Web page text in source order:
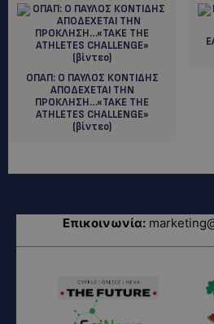
ΟΠΑΠ: Ο ΠΑΥΛΟΣ ΚΟΝΤΙΔΗΣ
ΑΠΟΔΕΧΕΤΑΙ ΤΗΝ
ΠΡΟΚΛΗΣΗ…«TAKE THE
ATHLETES CHALLENGE»
(βίντεο)
Επικοινωνία: